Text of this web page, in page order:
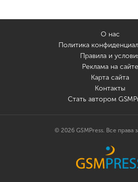
О нас
Политика
Правила и
Реклама на сайте
Карта сайта
Контакты
Стать автором
© 2026 GSMPress. Все права